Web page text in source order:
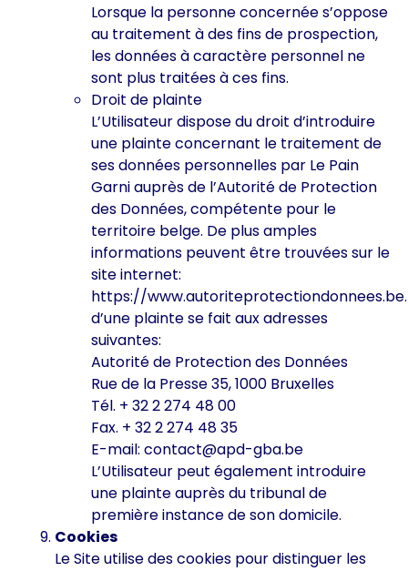
Lorsque la personne concernée s’oppose
au traitement à des fins de prospection,
les données à caractère personnel ne
sont plus traitées à ces fins.
Droit de plainte
L’Utilisateur dispose du droit d’introduire
une plainte concernant le traitement de
ses données personnelles par Le Pain
Garni auprès de l’Autorité de Protection
des Données, compétente pour le
territoire belge. De plus amples
informations peuvent être trouvées sur le
site internet:
https://
d’une plainte se fait aux adresses
suivantes:
Autorité de Protection des Données
Rue de la Presse 35, 1000 Bruxelles
Tél. + 32 2 274 48 00
Fax. + 32 2 274 48 35
E-mail: contact@apd-gba.be
L’Utilisateur peut également introduire
une plainte auprès du tribunal de
première instance de son domicile.
Cookies
Le Site utilise des cookies pour distinguer les